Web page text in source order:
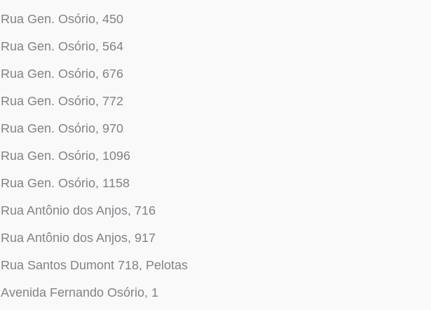
Rua Gen. Osório, 450
Rua Gen. Osório, 564
Rua Gen. Osório, 676
Rua Gen. Osório, 772
Rua Gen. Osório, 970
Rua Gen. Osório, 1096
Rua Gen. Osório, 1158
Rua Antônio dos Anjos, 716
Rua Antônio dos Anjos, 917
Rua Santos Dumont 718, Pelotas
Avenida Fernando Osório, 1